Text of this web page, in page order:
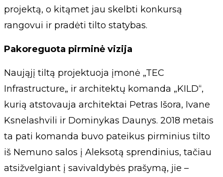
projektą, o kitąmet jau skelbti konkursą
rangovui ir pradėti tilto statybas.
Pakoreguota pirminė vizija
Naująjį tiltą projektuoja įmonė „TEC
Infrastructure„ ir architektų komanda „KILD“,
kurią atstovauja architektai Petras Išora, Ivane
Ksnelashvili ir Dominykas Daunys. 2018 metais
ta pati komanda buvo pateikus pirminius tilto
iš Nemuno salos į Aleksotą sprendinius, tačiau
atsižvelgiant į savivaldybės prašymą, jie –